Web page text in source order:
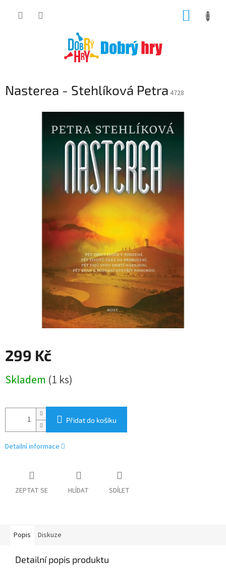
Nasterea - Stehlíková Petra 4728
299 Kč
cena:
Skladem (1 ks)
Přidat do košíku
Detailní informace
ZEPTAT SE HLÍDAT SDÍLET
Popis Diskuze
Detailní popis produktu